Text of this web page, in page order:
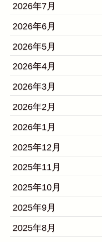
2026年7月
2026年6月
2026年5月
2026年4月
2026年3月
2026年2月
2026年1月
2025年12月
2025年11月
2025年10月
2025年9月
2025年8月